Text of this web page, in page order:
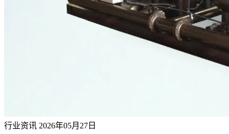
行业资讯 2026年05月27日